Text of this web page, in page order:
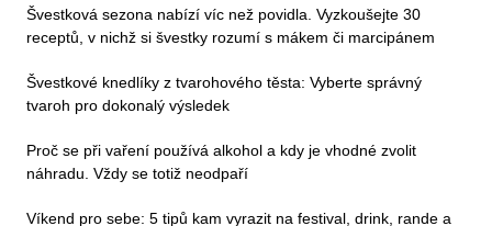
Švestková sezona nabízí víc než povidla. Vyzkoušejte 30
receptů, v nichž si švestky rozumí s mákem či marcipánem
Švestkové knedlíky z tvarohového těsta: Vyberte správný
tvaroh pro dokonalý výsledek
Proč se při vaření používá alkohol a kdy je vhodné zvolit
náhradu. Vždy se totiž neodpaří
Víkend pro sebe: 5 tipů kam vyrazit na festival, drink, rande a